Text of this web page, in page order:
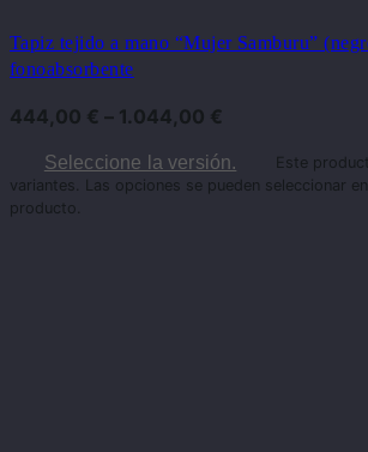
Tapiz tejido a mano “Mujer Samburu”
fonoabsorbente
444,00 € – 1.044,00 €
Seleccione la versión.
Este
variantes. Las opciones se pueden seleccionar
producto.